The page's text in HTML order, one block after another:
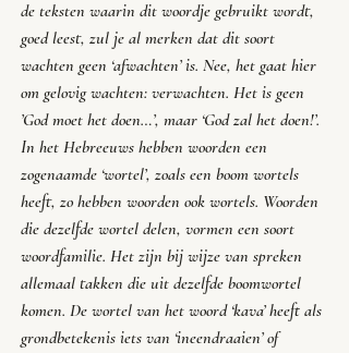
de teksten waarin dit woordje gebruikt wordt,
goed leest, zul je al merken dat dit soort
wachten geen ‘afwachten’ is. Nee, het gaat hier
om gelovig wachten: verwachten. Het is geen
’God moet het doen…’, maar ‘God zal het doen!’.
In het Hebreeuws hebben woorden een
zogenaamde ‘wortel’, zoals een boom wortels
heeft, zo hebben woorden ook wortels. Woorden
die dezelfde wortel delen, vormen een soort
woordfamilie. Het zijn bij wijze van spreken
allemaal takken die uit dezelfde boomwortel
komen. De wortel van het woord ‘kava’ heeft als
grondbetekenis iets van ‘ineendraaien’ of